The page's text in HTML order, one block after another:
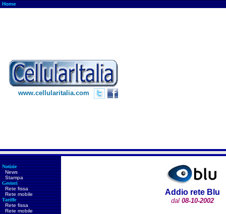
Home
www.cellularitalia.com
Notizie
News
Stampa
Gestori
Rete fissa
Rete mobile
Tariffe
Rete fissa
Rete mobile
Addio rete Blu
dal08-10-2002